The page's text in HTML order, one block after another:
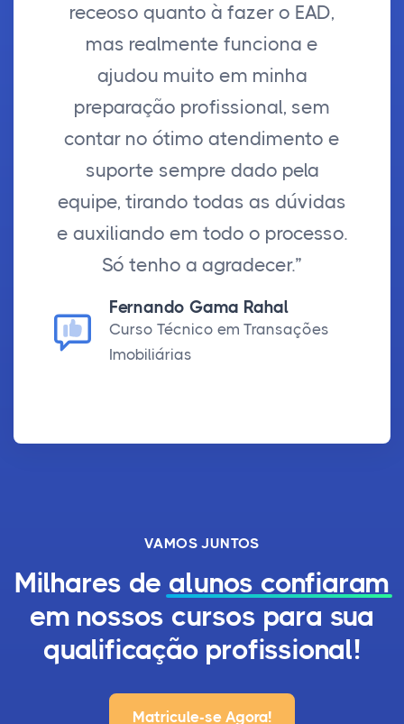
receoso quanto à fazer o EAD,
mas realmente funciona e
ajudou muito em minha
preparação profissional, sem
contar no ótimo atendimento e
suporte sempre dado pela
equipe, tirando todas as dúvidas
e auxiliando em todo o processo.
Só tenho a agradecer.”
Fernando Gama Rahal
Curso Técnico em Transações
Imobiliárias
VAMOS JUNTOS
Milhares de alunos confiaram
em nossos cursos para sua
qualificação profissional!
Matricule-se Agora!